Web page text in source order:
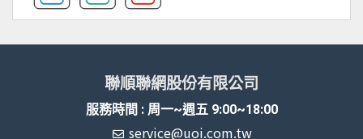
聯順聯網股份有限公司
服務時間 : 周一~週五 9:00~18:00
service@uoi.com.tw